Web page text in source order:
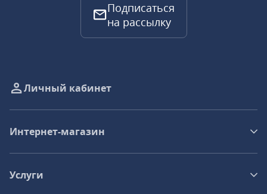
Подписаться
на рассылку
Личный кабинет
Интернет-магазин
Услуги